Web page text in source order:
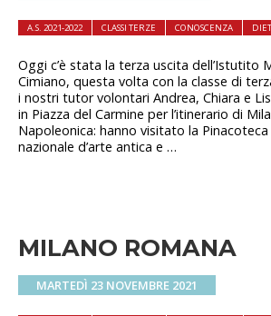
A.S. 2021-2022 CLASSI TERZE CONOSCENZA
Oggi c’è stata la terza uscita dell’Istutito
Cimiano, questa volta con la classe di
i nostri tutor volontari Andrea, Chiara e
in Piazza del Carmine per l’itinerario di
Napoleonica: hanno visitato la
nazionale d’arte antica e …
MILANO ROMANA
MARTEDÌ 23 NOVEMBRE 2021